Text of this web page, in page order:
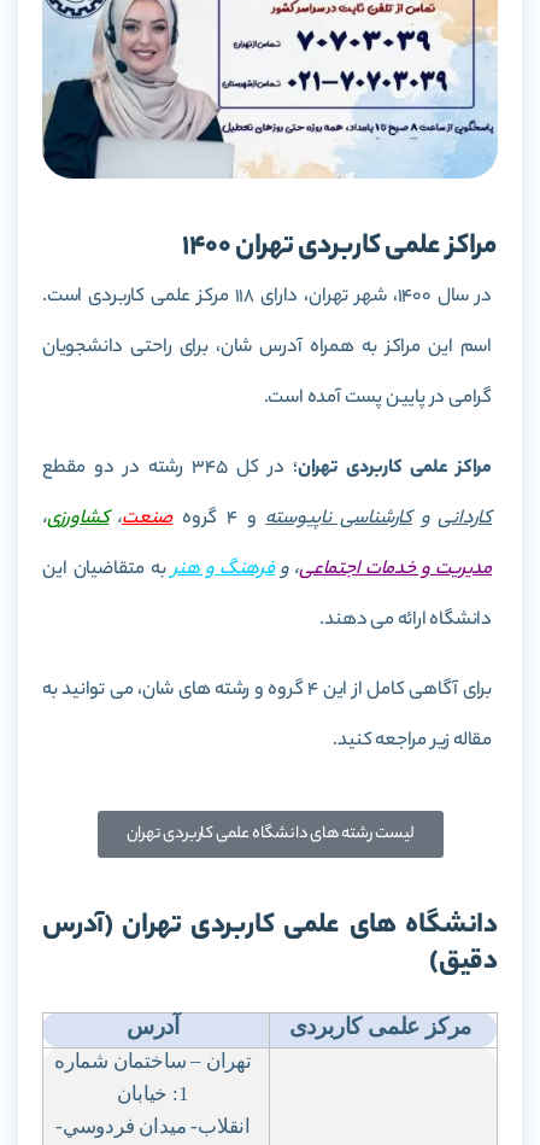
مراکز علمی کاربردی تهران 1400
در سال 1400، شهر تهران، دارای 118 مرکز علمی کاربردی است.
اسم این مراکز به همراه آدرس شان، برای راحتی دانشجویان
گرامی در پایین پست آمده است.
مراکز علمی کاربردی تهران؛ در کل 345 رشته در دو مقطع
کاردانیوکارشناسی ناپیوستهو 4 گروه صنعت،کشاورزی،
مدیریت و خدمات اجتماعی، وفرهنگ و هنربه متقاضیان این
دانشگاه ارائه می دهند.
برای آگاهی کامل از این 4 گروه و رشته های شان، می توانید به
مقاله زیر مراجعه کنید.
لیست رشته های دانشگاه علمی کاربردی تهران
دانشگاه های علمی کاربردی تهران (آدرس
دقیق)
مرکز علمی کاربردی آدرس
تهران – ساختمان شماره
1: خيابان
انقلاب- ميدان فردوسي-